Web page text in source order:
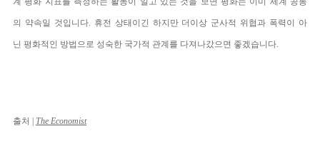
의 약속일 것입니다. 휴전 상태이긴 하지만 더이상 군사적 위협과 폭력이 아
닌 평화적인 방법으로 성숙한 국가적 관계를 다져나갔으면 좋겠습니다.
출처 | The Economist